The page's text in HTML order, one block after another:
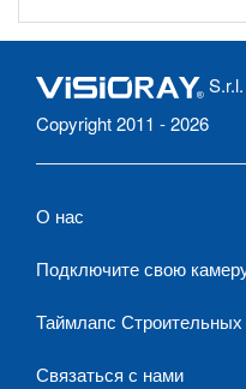
S.r.l.
Copyright 2011 - 2026
О нас
Подключите свою
Таймлапс
Связаться с нами